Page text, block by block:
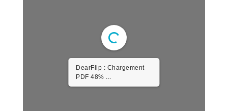
DearFlip : Chargement
PDF 48% ...